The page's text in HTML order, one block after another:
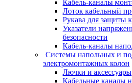
Кабель-каналы
Лоток кабельный
Рукава для защиты
Указатели
безопасности
Кабель-каналы
Системы напольных и
электромонтажных колон
Лючки и аксессуары
Кабельные каналы